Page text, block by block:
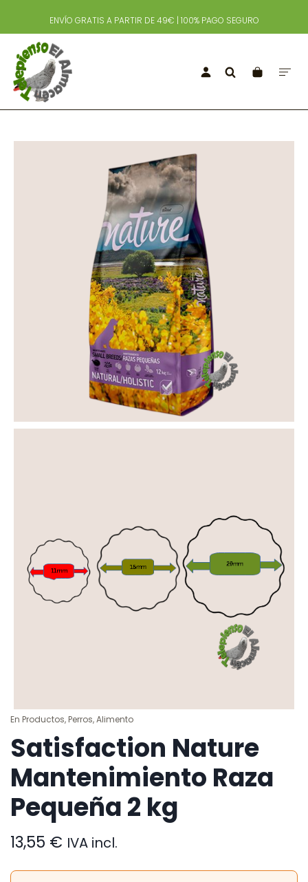
ENVÍO GRATIS A PARTIR DE 49€ | 100% PAGO SEGURO
En Productos, Perros,Alimento
Satisfaction Nature
Mantenimiento Raza
Pequeña 2 kg
13,55 € IVA incl.